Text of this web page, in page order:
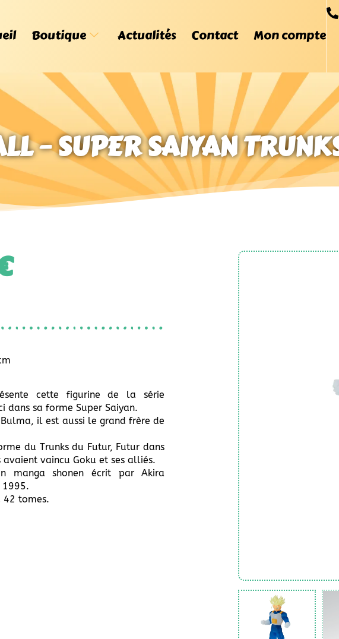
Boutique Actualités Contact Mon compte
– SUPER SAIYAN
cette figurine de la série
dans sa forme Super Saiyan.
il est aussi le grand frère de
du Trunks du Futur, Futur dans
vaincu Goku et ses alliés.
manga shonen écrit par Akira
1995.
42 tomes.